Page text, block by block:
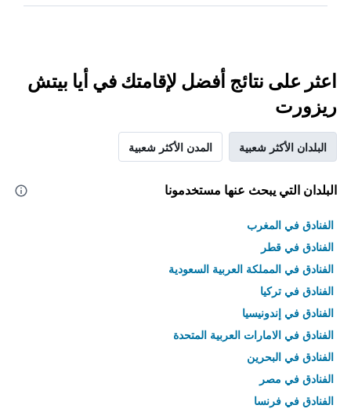
اعثر على نتائج أفضل لإقامتك في أيا بيتش
ريزورت
البلدان الأكثر شعبية المدن الأكثر شعبية
البلدان التي يبحث عنها مستخدمونا
الفنادق في المغرب
الفنادق في قطر
الفنادق في المملكة العربية السعودية
الفنادق في تركيا
الفنادق في إندونيسيا
الفنادق في الامارات العربية المتحدة
الفنادق في البحرين
الفنادق في مصر
الفنادق في فرنسا